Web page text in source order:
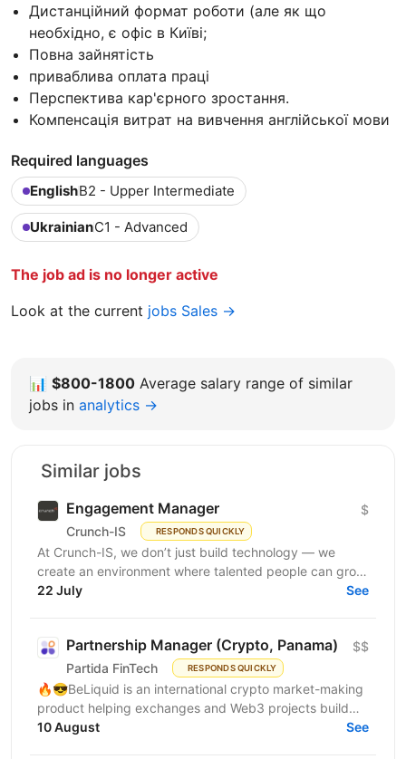
Дистанційний формат роботи (але як що
необхідно, є офіс в Київі;
Повна зайнятість
приваблива оплата праці
Перспектива кар'єрного зростання.
Компенсація витрат на вивчення англійської мови
Required languages
EnglishB2 - Upper Intermediate
UkrainianC1 - Advanced
The job ad is no longer active
Look at the current jobs Sales →
📊 $800-1800 Average salary range of similar
jobs in analytics →
Similar jobs
Engagement Manager
Crunch-IS RESPONDS QUICKLY
$
At Crunch-IS, we don’t just build technology — we
create an environment where talented people can grow,
develop innovative solutions, and truly feel their...
22 July See
Partnership Manager (Crypto, Panama)
Partida FinTech RESPONDS QUICKLY
$$
🔥😎BeLiquid is an international crypto market-making
product helping exchanges and Web3 projects build
healthy liquidity and sustainable trading. 🐱‍👤We're...
10 August See